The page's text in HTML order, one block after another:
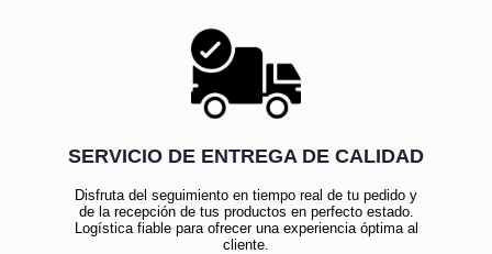
SERVICIO DE ENTREGA DE CALIDAD
Disfruta del seguimiento en tiempo real de tu pedido y
de la recepción de tus productos en perfecto estado.
Logística fiable para ofrecer una experiencia óptima al
cliente.